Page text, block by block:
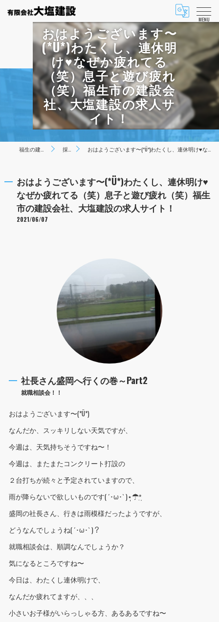
MENU
おはようございます〜
(*Ü*)わたくし、連休明
け♥なぜか疲れてる
（笑）息子と遊び疲れ
（笑）福生市の建設会
社、大塩建設の求人サ
イト！
採用ブログ おはようございます〜(*Ü*)わたくし、連休明け♥なぜか疲れてる（笑）息子と遊び疲れ（笑）福生市の建設会社、大塩建設の求人サイト！
おはようございます〜(*Ü*)わたくし、連休明け♥
なぜか疲れてる（笑）息子と遊び疲れ（笑）福生
市の建設会社、大塩建設の求人サイト！
2021/06/07
社長さん盛岡へ行くの巻～Part2
就職相談会！！
おはようございます〜(*Ü*)
なんだか、スッキリしない天気ですが、
今週は、天気持ちそうですね〜！
今週は、またまたコンクリート打設の
２台打ちが続々と予定されていますので、
雨が降らないで欲しいものです( ´･ω･` )⋆̩☂︎*̣̩
盛岡の社長さん、行きは雨模様だったようですが、
どうなんでしょうね( ´･ω･` )？
就職相談会は、順調なんでしょうか？
気になるところですね〜
今日は、わたくし連休明けで、
なんだか疲れてますが、、、
小さいお子様がいらっしゃる方、あるあるですね〜